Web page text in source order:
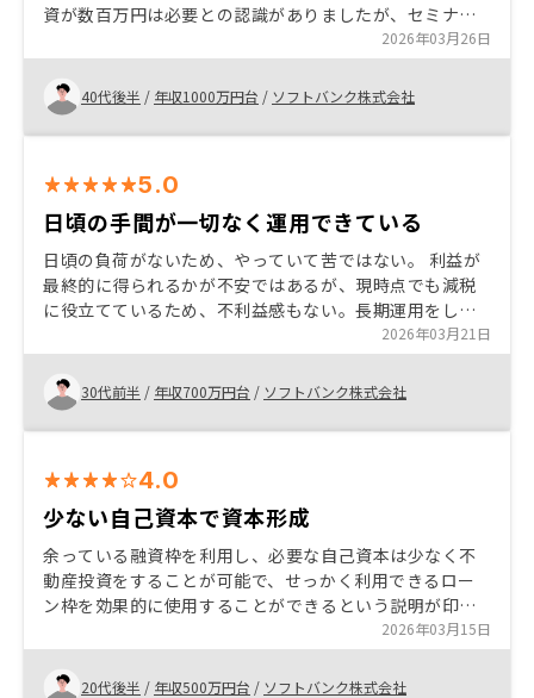
資が数百万円は必要との認識がありましたが、セミナー
にて説明を聞いた際、その初期投資額の少なさを初めて
知り、興味をもって面談を重ねました。 最終的には月々
の支出が許容範囲内であったため、契約を決めた次第で
す。
2026年03月26日
40代後半 / 年収1000万円台 / ソフトバンク株式会社
5.0
日頃の手間が一切なく運用できている
日頃の負荷がないため、やっていて苦ではない。 利益が
最終的に得られるかが不安ではあるが、現時点でも減税
に役立てているため、不利益感もない。長期運用をした
後に、物件を売却する際、利益率や次の運用に活かせる
かが重要だと思うため、今後に期待。
2026年03月21日
30代前半 / 年収700万円台 / ソフトバンク株式会社
4.0
少ない自己資本で資本形成
余っている融資枠を利用し、必要な自己資本は少なく不
動産投資をすることが可能で、せっかく利用できるロー
ン枠を効果的に使用することができるという説明が印象
深い。また、不動産投資による節税効果や将来的な試算
の構築の説明から物件の選定まで丁寧にしてくれたため
に信用できた。
2026年03月15日
20代後半 / 年収500万円台 / ソフトバンク株式会社